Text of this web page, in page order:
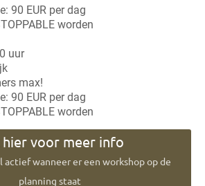
90 EUR per dag
worden
uur
max!
90 EUR per dag
worden
hier voor meer info
actief wanneer er een workshop op de
planning staat